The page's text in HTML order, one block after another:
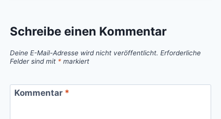
Schreibe einen Kommentar
Deine E-Mail-Adresse wird nicht veröffentlicht. Erforderliche
Felder sind mit * markiert
Kommentar *